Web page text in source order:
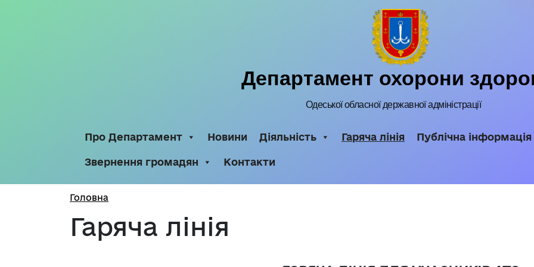
Департамент охорони
Одеської обласної державної адміністрації
Про Департамент Новини Діяльність Гаряча лінія Публічна інформація
Звернення громадян Контакти
Головна
Гаряча лінія